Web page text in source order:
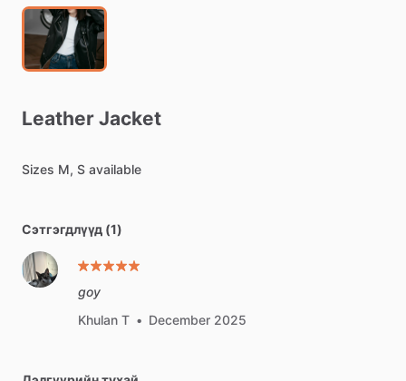
Leather Jacket
Sizes M, S available
Сэтгэгдлүүд (1)
goy
Khulan T • December 2025